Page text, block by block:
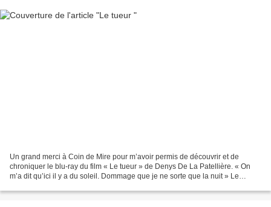
Un grand merci à Coin de Mire pour m’avoir permis de découvrir et de
chroniquer le blu-ray du film « Le tueur » de Denys De La Patellière. « On
m’a dit qu’ici il y a du soleil. Dommage que je ne sorte que la nuit » Le